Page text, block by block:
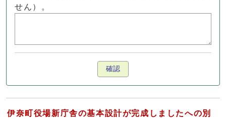
せん）。
確認
伊奈町役場新庁舎の基本設計が完成しましたへの別